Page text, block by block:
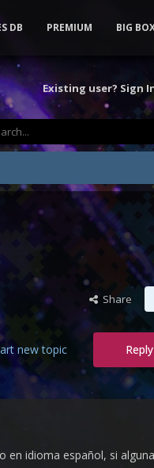
Existing user? Sign
DB PREMIUM BIG
Share
new topic
idioma español, si